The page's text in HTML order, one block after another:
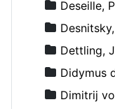
Deseille,
Dettling,
Didymus
Dimitrij